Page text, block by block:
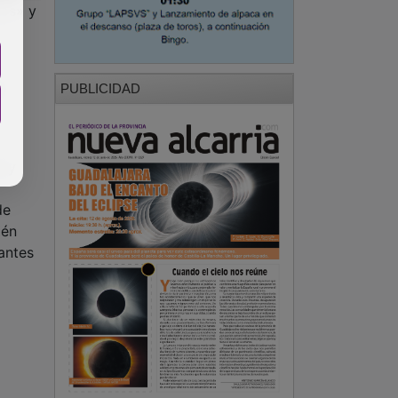
y
PUBLICIDAD